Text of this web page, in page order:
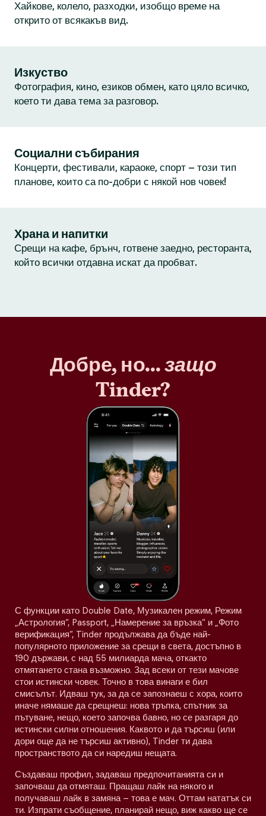
Хайкове, колело, разходки, изобщо време на
открито от всякакъв вид.
Изкуство
Фотография, кино, езиков обмен, като цяло всичко,
което ти дава тема за разговор.
Социални събирания
Концерти, фестивали, караоке, спорт – този тип
планове, които са по-добри с някой нов човек!
Храна и напитки
Срещи на кафе, брънч, готвене заедно, ресторанта,
който всички отдавна искат да пробват.
Добре, но...защо
Tinder?
С функции като Double Date, Музикален режим, Режим
„Астрология“, Passport, „Намерение за връзка“ и „Фото
верификация“, Tinder продължава да бъде най-
популярното приложение за срещи в света, достъпно в
190 държави, с над 55 милиарда мача, откакто
отмятането стана възможно. Зад всеки от тези мачове
стои истински човек. Точно в това винаги е бил
смисълът. Идваш тук, за да се запознаеш с хора, които
иначе нямаше да срещнеш: нова тръпка, спътник за
пътуване, нещо, което започва бавно, но се разгаря до
истински силни отношения. Каквото и да търсиш (или
дори още да не търсиш активно), Tinder ти дава
пространството да си наредиш нещата.
Създаваш профил, задаваш предпочитанията си и
започваш да отмяташ. Пращаш лайк на някого и
получаваш лайк в замяна – това е мач. Оттам нататък си
ти. Изпрати съобщение, планирай нещо, виж какво ще се